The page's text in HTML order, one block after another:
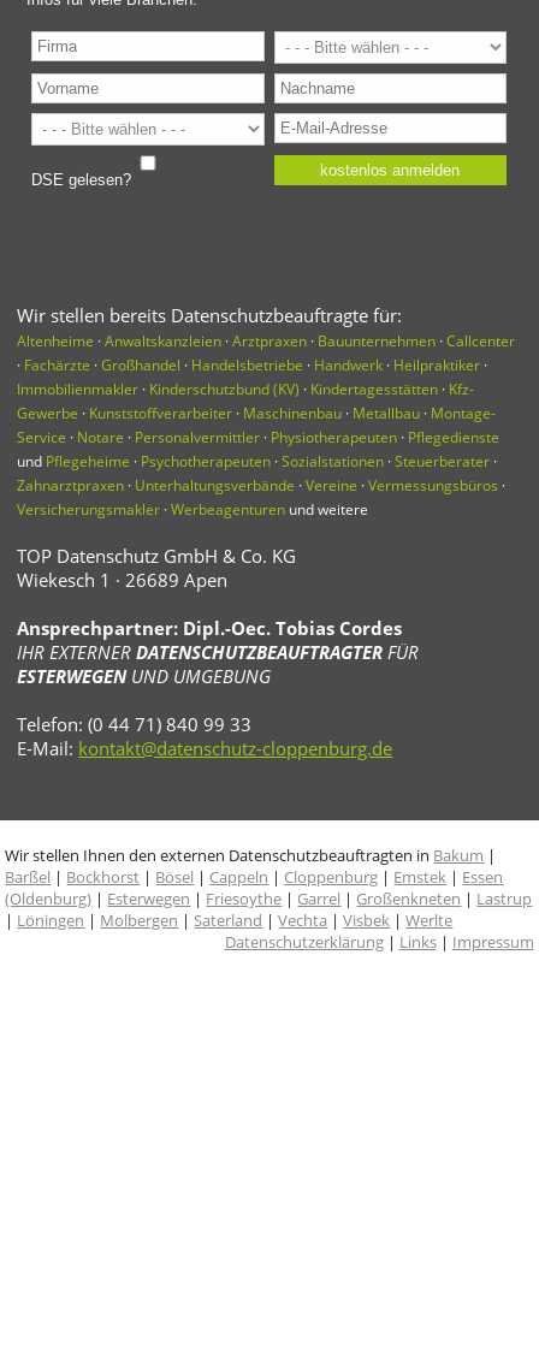
Wir stellen bereits Datenschutzbeauftragte für:
Altenheime ·Anwaltskanzleien ·Arztpraxen · Bauunternehmen ·Callcenter
· Fachärzte ·Großhandel · Handelsbetriebe · Handwerk · Heilpraktiker ·
Immobilienmakler · Kinderschutzbund (KV) · Kindertagesstätten · Kfz-
Gewerbe · Kunststoffverarbeiter · Maschinenbau · Metallbau · Montage-
Service · Notare · Personalvermittler · Physiotherapeuten · Pflegedienste
und Pflegeheime · Psychotherapeuten ·Sozialstationen ·Steuerberater ·
Zahnarztpraxen · Unterhaltungsverbände ·Vereine ·Vermessungsbüros ·
Versicherungsmakler ·Werbeagenturen und weitere
TOP Datenschutz GmbH & Co. KG
Wiekesch 1 · 26689 Apen
Ansprechpartner: Dipl.-Oec. Tobias Cordes
IHR EXTERNERDATENSCHUTZBEAUFTRAGTER FÜR
ESTERWEGENUND UMGEBUNG
Telefon: (0 44 71) 840 99 33
E-Mail: kontakt@datenschutz-cloppenburg.de
Wir stellen Ihnen den externen Datenschutzbeauftragten in Bakum |
Barßel | Bockhorst | Bösel | Cappeln | Cloppenburg | Emstek | Essen
(Oldenburg) | Esterwegen | Friesoythe | Garrel | Großenkneten | Lastrup
| Löningen | Molbergen |Saterland |Vechta |Visbek |Werlte
Datenschutzerklärung| Links| Impressum